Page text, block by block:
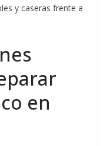
y caseras frente a
en